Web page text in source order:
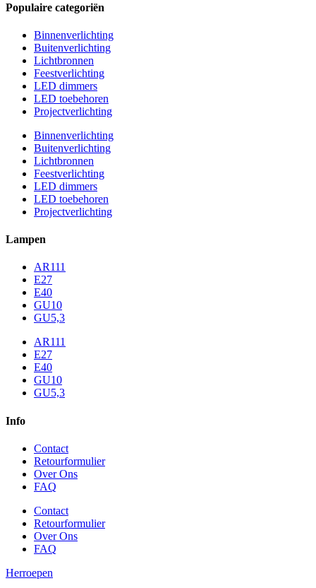
Populaire categoriën
Binnenverlichting
Buitenverlichting
Lichtbronnen
Feestverlichting
LED dimmers
LED toebehoren
Projectverlichting
Binnenverlichting
Buitenverlichting
Lichtbronnen
Feestverlichting
LED dimmers
LED toebehoren
Projectverlichting
Lampen
AR111
E27
E40
GU10
GU5,3
AR111
E27
E40
GU10
GU5,3
Info
Contact
Retourformulier
Over Ons
FAQ
Contact
Retourformulier
Over Ons
FAQ
Herroepen